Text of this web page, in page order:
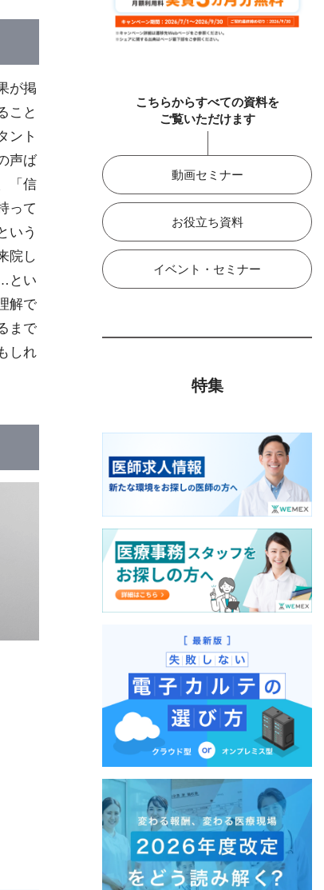
が掲
こと
ント
声ば
「信
って
いう
院し
とい
解で
まで
しれ
こちらからすべての資料を
ご覧いただけます
動画セミナー
お役立ち資料
イベント・セミナー
特集